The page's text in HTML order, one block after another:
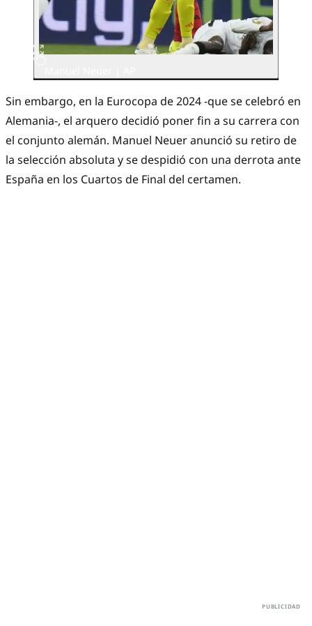
Sin embargo, en la Eurocopa de 2024 -que se celebró en
Alemania-, el arquero decidió poner fin a su carrera con
el conjunto alemán. Manuel Neuer anunció su retiro de
la selección absoluta y se despidió con una derrota ante
España en los Cuartos de Final del certamen.